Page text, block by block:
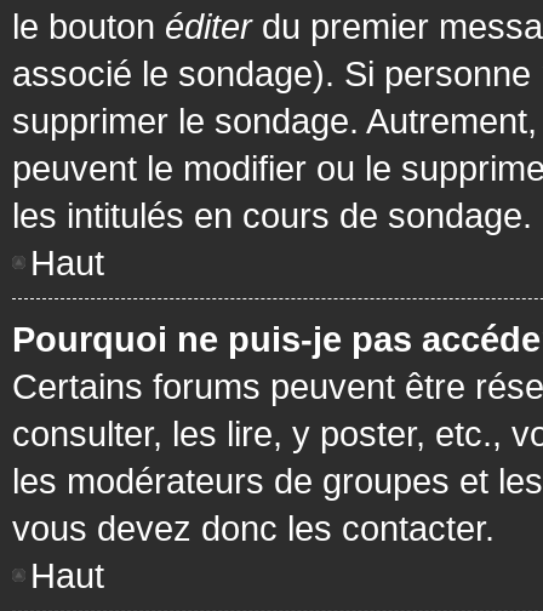
le bouton éditerdu premier
associé le sondage). Si personne
supprimer le sondage.
peuvent le modifier ou le
les intitulés en cours de sondage.
Haut
Pourquoi ne puis-je pas
Certains forums peuvent être
consulter, les lire, y poster, etc.,
les modérateurs de groupes et
vous devez donc les contacter.
Haut